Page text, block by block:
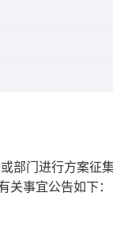
部门进行方案征
关事宜公告如下：